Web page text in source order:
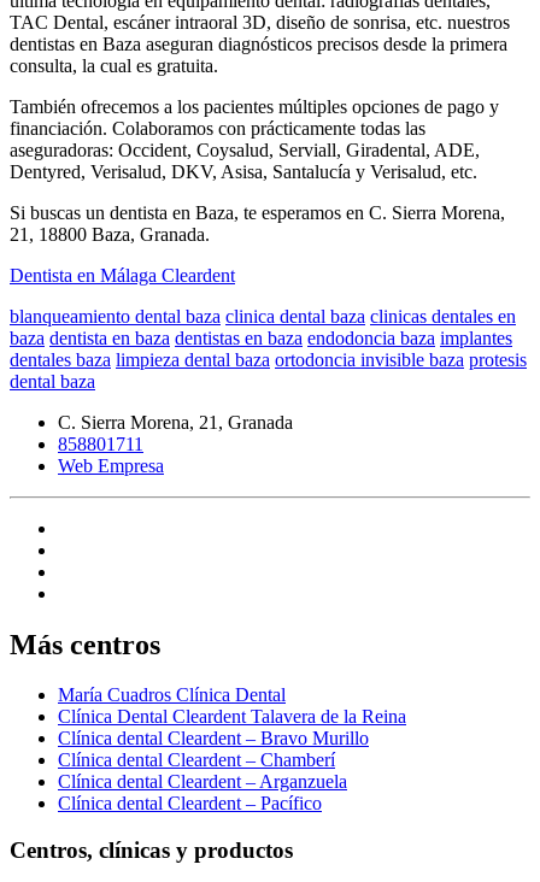
TAC Dental, escáner intraoral 3D, diseño de sonrisa, etc. nuestros
dentistas en Baza aseguran diagnósticos precisos desde la primera
consulta, la cual es gratuita.
También ofrecemos a los pacientes múltiples opciones de pago y
financiación. Colaboramos con prácticamente todas las
aseguradoras: Occident, Coysalud, Serviall, Giradental, ADE,
Dentyred, Verisalud, DKV, Asisa, Santalucía y Verisalud, etc.
Si buscas un dentista en Baza, te esperamos en C. Sierra Morena,
21, 18800 Baza, Granada.
Dentista en Málaga Cleardent
blanqueamiento dental baza clinica dental baza clinicas dentales en
baza dentista en baza dentistas en baza endodoncia baza implantes
dentales baza limpieza dental baza ortodoncia invisible baza protesis
dental baza
C. Sierra Morena, 21, Granada
858801711
Web Empresa
Más centros
María Cuadros Clínica Dental
Clínica Dental Cleardent Talavera de la Reina
Clínica dental Cleardent – Bravo Murillo
Clínica dental Cleardent – Chamberí
Clínica dental Cleardent – Arganzuela
Clínica dental Cleardent – Pacífico
Centros, clínicas y productos